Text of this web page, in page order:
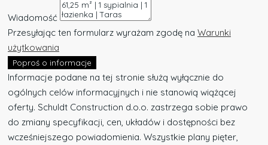
Wiadomość
Przesyłając ten formularz wyrażam zgodę na Warunki
użytkowania
Poproś o informacje
Informacje podane na tej stronie służą wyłącznie do
ogólnych celów informacyjnych i nie stanowią wiążącej
oferty. Schuldt Construction d.o.o. zastrzega sobie prawo
do zmiany specyfikacji, cen, układów i dostępności bez
wcześniejszego powiadomienia. Wszystkie plany pięter,